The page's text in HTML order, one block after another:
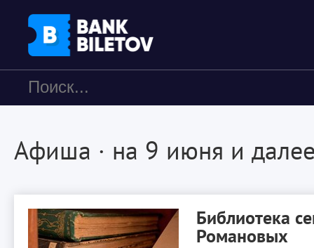
Афиша · на 9 июня и
Библиотека
Романовых